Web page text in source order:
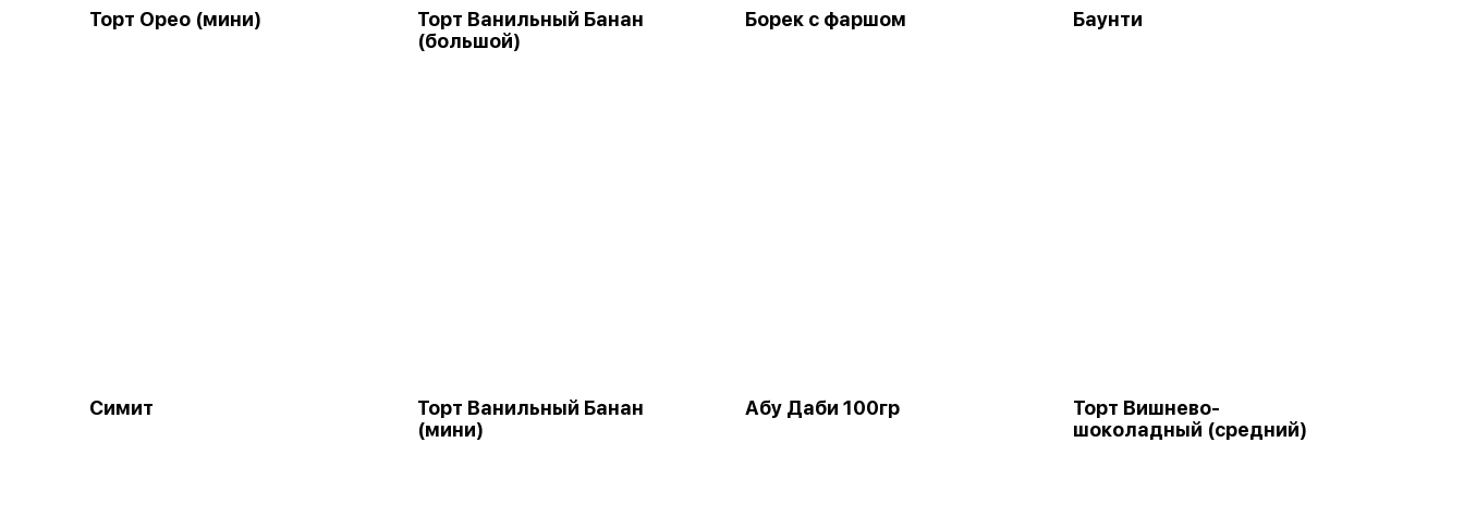
Торт Орео (мини)
Торт Ванильный Банан
(большой)
Борек с фаршом Баунти
Симит
Торт Ванильный Банан
(мини)
Абу Даби 100гр
Торт Вишнево-
шоколадный (средний)